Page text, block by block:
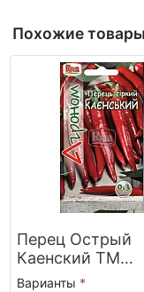
Похожие товары
Перец Острый
Каенский ТМ
“Агроном”
Варианты